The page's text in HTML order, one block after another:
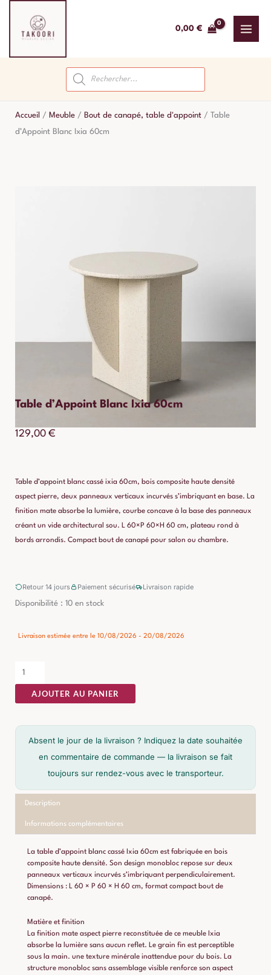
contenu
0,00 €
Recherche
de
produits
Accueil / Meuble / Bout de canapé, table d'appoint / Table
d’Appoint Blanc Ixia 60cm
Table d’Appoint Blanc Ixia 60cm
129,00 €
Table d’appoint blanc cassé ixia 60cm, bois composite haute densité
aspect pierre, deux panneaux verticaux incurvés s’imbriquant en base. La
finition mate absorbe la lumière, courbe concave à la base des panneaux
créant un vide architectural sou. L 60×P 60×H 60 cm, plateau rond à
bords arrondis. Compact bout de canapé pour salon ou chambre.
Retour 14 jours Paiement sécurisé Livraison rapide
Disponibilité : 10 en stock
Livraison estimée entre le 10/08/2026 - 20/08/2026
quantité
Table
Blanc
Ixia
60cm
AJOUTER AU PANIER
Absent le jour de la livraison ? Indiquez la date souhaitée
en commentaire de commande — la livraison se fait
toujours sur rendez-vous avec le transporteur.
Description
Informations complémentaires
La table d’appoint blanc cassé Ixia 60cm est fabriquée en bois
composite haute densité. Son design monobloc repose sur deux
panneaux verticaux incurvés s’imbriquant perpendiculairement.
Dimensions : L 60 × P 60 × H 60 cm, format compact bout de
canapé.
Matière et finition
La finition mate aspect pierre reconstituée de ce meuble Ixia
absorbe la lumière sans aucun reflet. Le grain fin est perceptible
sous la main. une texture minérale inattendue pour du bois. La
structure monobloc sans assemblage visible renforce son aspect